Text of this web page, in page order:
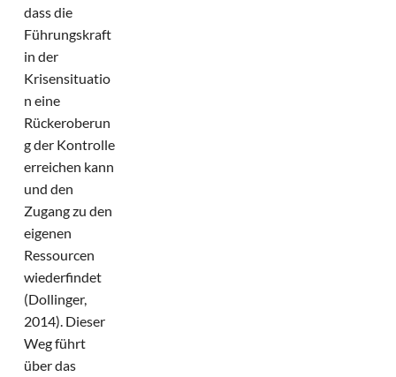
dass die
Führungskraft
in der
Krisensituatio
n eine
Rückeroberun
g der Kontrolle
erreichen kann
und den
Zugang zu den
eigenen
Ressourcen
wiederfindet
(Dollinger,
2014). Dieser
Weg führt
über das